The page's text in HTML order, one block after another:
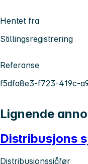
Hentet fra
Stillingsregistrering
Referanse
f5dfa8e3-f723-419c-
Lignende
Distribusjons
Distribusjonssjåfør